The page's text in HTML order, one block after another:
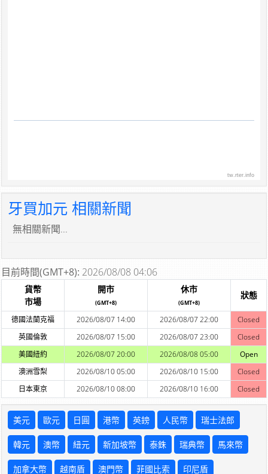
tw.rter.info
牙買加元 相關新聞
無相關新聞...
目前時間(GMT+8): 2026/08/08 04:06
貨幣
市場
開市
(GMT+8)
休市
(GMT+8)
狀態
德國法蘭克福 2026/08/07 14:00 2026/08/07 22:00
Closed
英國倫敦
2026/08/07 15:00 2026/08/07 23:00
Closed
美國紐約
2026/08/07 20:00 2026/08/08 05:00
Open
澳洲雪梨
2026/08/10 05:00 2026/08/10 15:00
Closed
日本東京
2026/08/10 08:00 2026/08/10 16:00 Closed
美元 歐元 日圓 港幣 英鎊 人民幣 瑞士法郎
韓元 澳幣 紐元 新加坡幣 泰銖 瑞典幣 馬來幣
加拿大幣 越南盾 澳門幣 菲國比索 印尼盾